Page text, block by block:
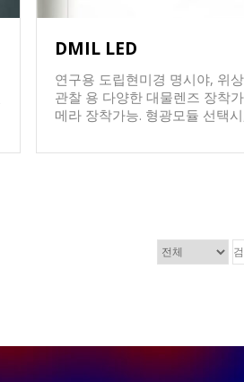
DMIL LED
연구용 도립현미경 명시야, 위상차, IMC, 형광
관찰 용 다양한 대물렌즈 장착가능. 다양한 카
메라 장착가능. 형광모듈 선택시, 형광필터는
음. Object guide (XY 조절장치)와 holding
옵션들이 제공이 되며 자세한